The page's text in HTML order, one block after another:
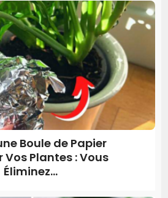
Boule de Papier
Vos Plantes : Vous
Éliminez...